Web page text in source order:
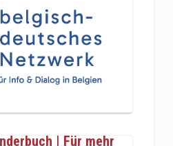
| Für mehr